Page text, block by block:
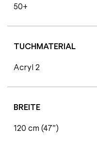
50+
TUCHMATERIAL
Acryl 2
BREITE
120 cm (47”)